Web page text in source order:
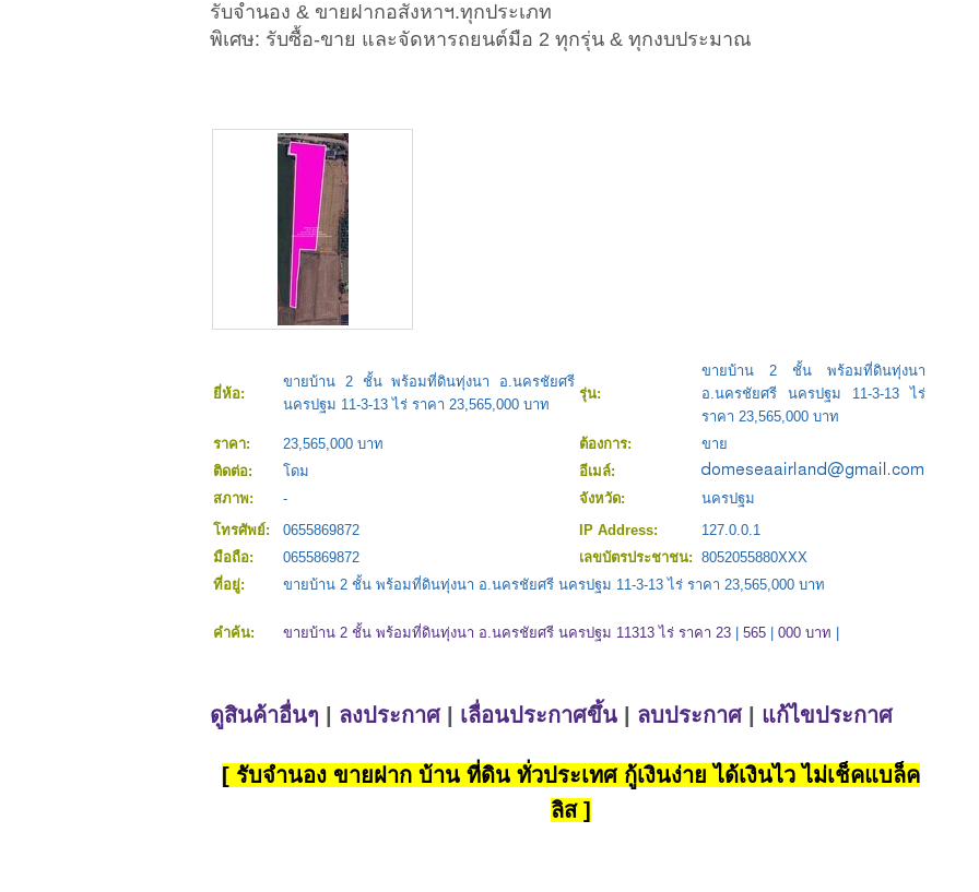
รับจำนอง & ขายฝากอสังหาฯ.ทุกประเภท
พิเศษ: รับซื้อ-ขาย และจัดหารถยนต์มือ 2 ทุกรุ่น & ทุกงบประมาณ
ยี่ห้อ:
ขายบ้าน 2 ชั้น พร้อมที่ดินทุ่งนา อ.นครชัยศรี
นครปฐม 11-3-13 ไร่ ราคา 23,565,000 บาท
รุ่น:
ขายบ้าน 2 ชั้น พร้อมที่ดินทุ่งนา
อ.นครชัยศรี นครปฐม 11-3-13 ไร่
ราคา 23,565,000 บาท
ราคา:
23,565,000 บาท ต้องการ:
ขาย
ติดต่อ:
โดม
อีเมล์:
สภาพ:
- จังหวัด:
นครปฐม
โทรศัพย์:
0655869872 IP Address:
127.0.0.1
มือถือ:
0655869872 เลขบัตรประชาชน: 8052055880XXX
ที่อยู่:
ขายบ้าน 2 ชั้น พร้อมที่ดินทุ่งนา อ.นครชัยศรี นครปฐม 11-3-13 ไร่ ราคา 23,565,000 บาท
คำค้น: ขายบ้าน 2 ชั้น พร้อมที่ดินทุ่งนา อ.นครชัยศรี นครปฐม 11313 ไร่ ราคา 23 565 000 บาท
ดูสินค้าอื่นๆ ลงประกาศ| เลื่อนประกาศขึ้น ลบประกาศ| แก้ไขประกาศ
[ รับจำนอง ขายฝาก บ้าน ที่ดิน ทั่วประเทศ กู้เงินง่าย ได้เงินไว ไม่เช็คแบล็ค
ลิส ]